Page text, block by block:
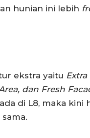
hunian ini lebih
ekstra yaitu
dan Fresh
di L8, maka kini